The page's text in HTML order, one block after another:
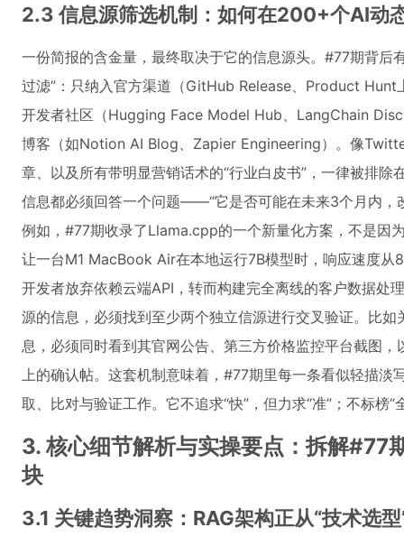
2.3 信息源筛选机制：如何在200+个AI动
一份简报的含金量，最终取决于它的信息源头。#77期背后
过滤”：只纳入官方渠道（GitHub Release、Product Hunt
开发者社区（Hugging Face Model Hub、LangChain
博客（如Notion AI Blog、Zapier Engineering）。像
章、以及所有带明显营销话术的“行业白皮书”，一律被排除
信息都必须回答一个问题——“它是否可能在未来3个月内，
例如，#77期收录了Llama.cpp的一个新量化方案，不是因
让一台M1 MacBook Air在本地运行7B模型时，响应速度从
开发者放弃依赖云端API，转而构建完全离线的客户数据处
源的信息，必须找到至少两个独立信源进行交叉验证。比
息，必须同时看到其官网公告、第三方价格监控平台截图
上的确认帖。这套机制意味着，#77期里每一条看似轻描淡
取、比对与验证工作。它不追求“快”，但力求“准”；不标榜“
3. 核心细节解析与实操要点：拆解#77
块
3.1 关键趋势洞察：RAG架构正从“技术选